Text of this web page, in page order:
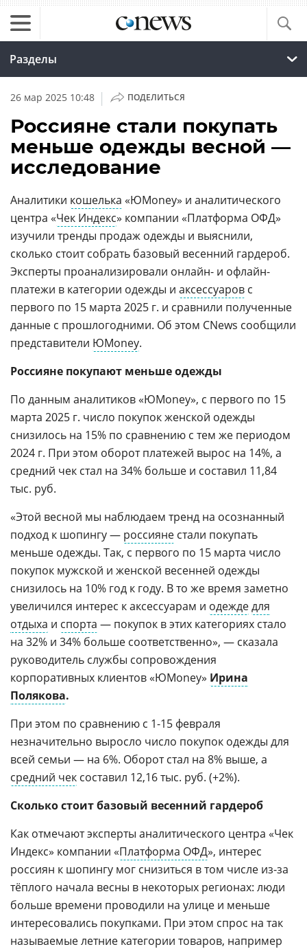
Разделы
26 мар 2025 10:48 | ПОДЕЛИТЬСЯ
Россияне стали покупать
меньше одежды весной —
исследование
Аналитики кошелька «ЮMoney» и аналитического
центра «Чек Индекс» компании «Платформа ОФД»
изучили тренды продаж одежды и выяснили,
сколько стоит собрать базовый весенний гардероб.
Эксперты проанализировали онлайн- и офлайн-
платежи в категории одежды и аксессуаров с
первого по 15 марта 2025 г. и сравнили полученные
данные с прошлогодними. Об этом CNews сообщили
представители ЮMoney.
Россияне покупают меньше одежды
По данным аналитиков «ЮMoney», с первого по 15
марта 2025 г. число покупок женской одежды
снизилось на 15% по сравнению с тем же периодом
2024 г. При этом оборот платежей вырос на 14%, а
средний чек стал на 34% больше и составил 11,84
тыс. руб.
«Этой весной мы наблюдаем тренд на осознанный
подход к шопингу — россияне стали покупать
меньше одежды. Так, с первого по 15 марта число
покупок мужской и женской весенней одежды
снизилось на 10% год к году. В то же время заметно
увеличился интерес к аксессуарам и одеждедля
отдыха и спорта — покупок в этих категориях стало
на 32% и 34% больше соответственно», — сказала
руководитель службы сопровождения
корпоративных клиентов «ЮMoney» Ирина
Полякова.
При этом по сравнению с 1-15 февраля
незначительно выросло число покупок одежды для
всей семьи — на 6%. Оборот стал на 8% выше, а
средний чек составил 12,16 тыс. руб. (+2%).
Сколько стоит базовый весенний гардероб
Как отмечают эксперты аналитического центра «Чек
Индекс» компании «Платформа ОФД», интерес
россиян к шопингу мог снизиться в том числе из-за
тёплого начала весны в некоторых регионах: люди
больше времени проводили на улице и меньше
интересовались покупками. При этом спрос на так
называемые летние категории товаров, например